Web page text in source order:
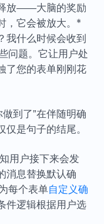
放——大脑的奖励
，它会被放大。*
我什么时候会收到
问题。它让用户处
了您的表单刚刚花
到了”在伴随明确
是句子的结尾。
用户接下来会发
消息替换默认确
每个表单自定义确
逻辑根据用户选